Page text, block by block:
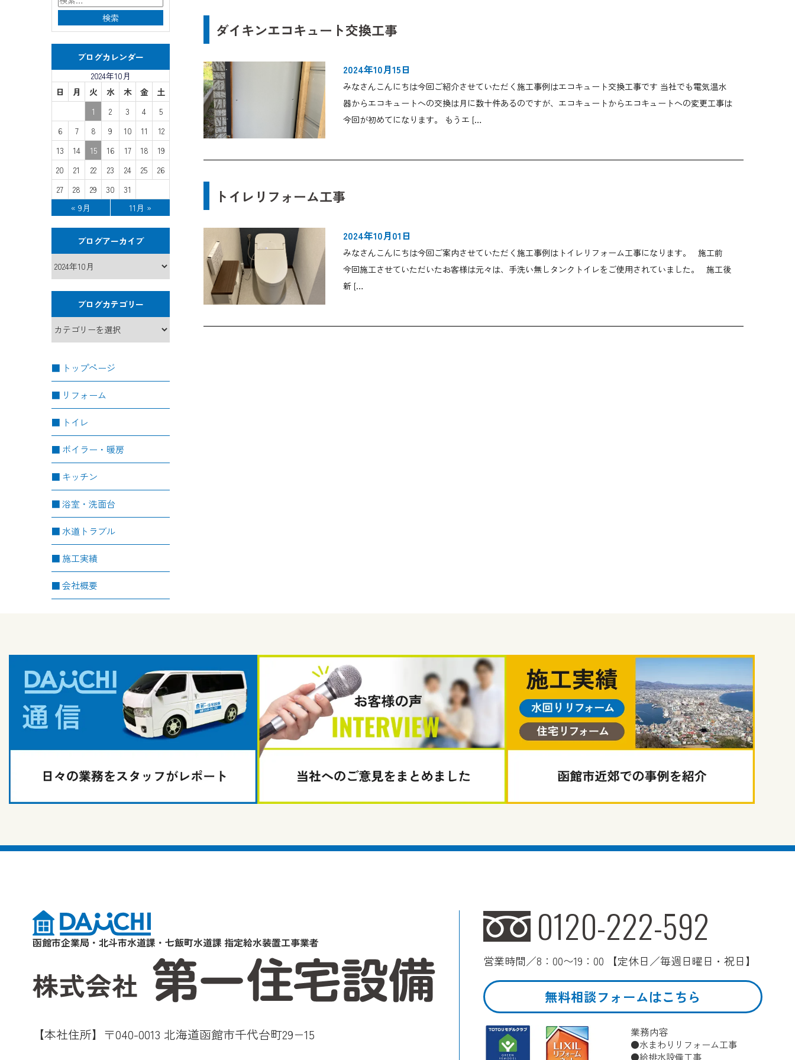
ブログカレンダー
2024年10月
日
月 火 水 木 金
土
1
2 3 4
5
6
7 8 9 10 11
12
13
14 15 16 17 18
19
20
21 22 23 24 25
26
27
28 29 30
31
« 9月
11月 »
ブログアーカイブ
ブログカテゴリー
トップページ
リフォーム
トイレ
ボイラー・暖房
キッチン
浴室・洗面台
水道トラブル
施工実績
会社概要
ダイキンエコキュート交換工事
2024年10月15日
みなさんこんにちは今回ご紹介させていただく施工事例はエコキュート交換工事です 当社でも電気温水
器からエコキュートへの交換は月に数十件あるのですが、エコキュートからエコキュートへの変更工事は
今回が初めてになります。 もうエ […
トイレリフォーム工事
2024年10月01日
みなさんこんにちは今回ご案内させていただく施工事例はトイレリフォーム工事になります。 施工前
今回施工させていただいたお客様は元々は、手洗い無しタンクトイレをご使用されていました。 施工後
新 […
函館市企業局・北斗市水道課・七飯町水道課 指定給水装置工事業者
【本社住所】〒040-0013 北海道函館市千代台町29−15
0120-222-592
営業時間／8：00〜19：00 【定休日／毎週日曜日・祝日】
無料相談フォームはこちら
業務内容
水まわりリフォーム工事
給排水設備工事